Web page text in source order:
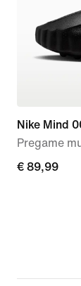
Nike Mind
Pregame
€ 89,99
€ 89,99